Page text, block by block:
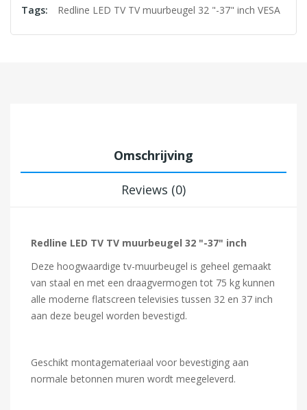
Tags: Redline LED TV TV muurbeugel 32 "-37" inch VESA
Omschrijving
Reviews (0)
Redline LED TV TV muurbeugel 32 "-37" inch
Deze hoogwaardige tv-muurbeugel is geheel gemaakt
van staal en met een draagvermogen tot 75 kg kunnen
alle moderne flatscreen televisies tussen 32 en 37 inch
aan deze beugel worden bevestigd.
Geschikt montagemateriaal voor bevestiging aan
normale betonnen muren wordt meegeleverd.